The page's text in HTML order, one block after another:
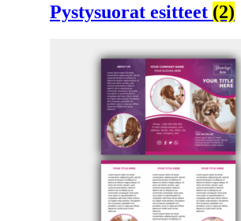
Pystysuorat esitteet (2)